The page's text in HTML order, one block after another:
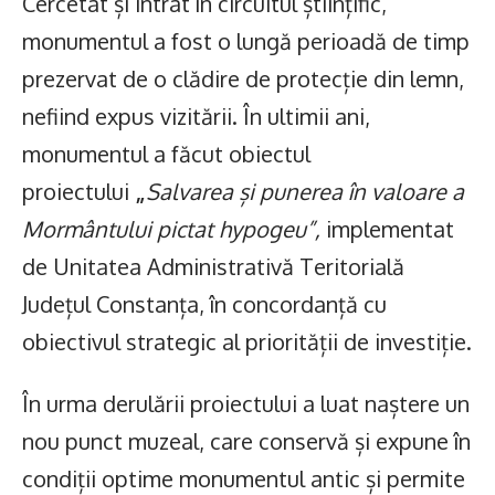
monumentul a fost o lungă perioadă de timp
prezervat de o clădire de protecție din lemn,
nefiind expus vizitării. În ultimii ani,
monumentul a făcut obiectul
proiectului „Salvarea și punerea în valoare a
Mormântului pictat hypogeu”, implementat
de Unitatea Administrativă Teritorială
Județul Constanța, în concordanță cu
obiectivul strategic al priorității de investiție.
În urma derulării proiectului a luat naștere un
nou punct muzeal, care conservă și expune în
condiții optime monumentul antic și permite